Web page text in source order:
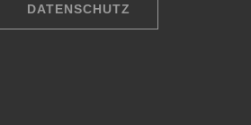
DATENSCHUTZ